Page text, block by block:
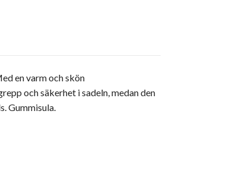
en varm och skön
och säkerhet i sadeln, medan den
Gummisula.